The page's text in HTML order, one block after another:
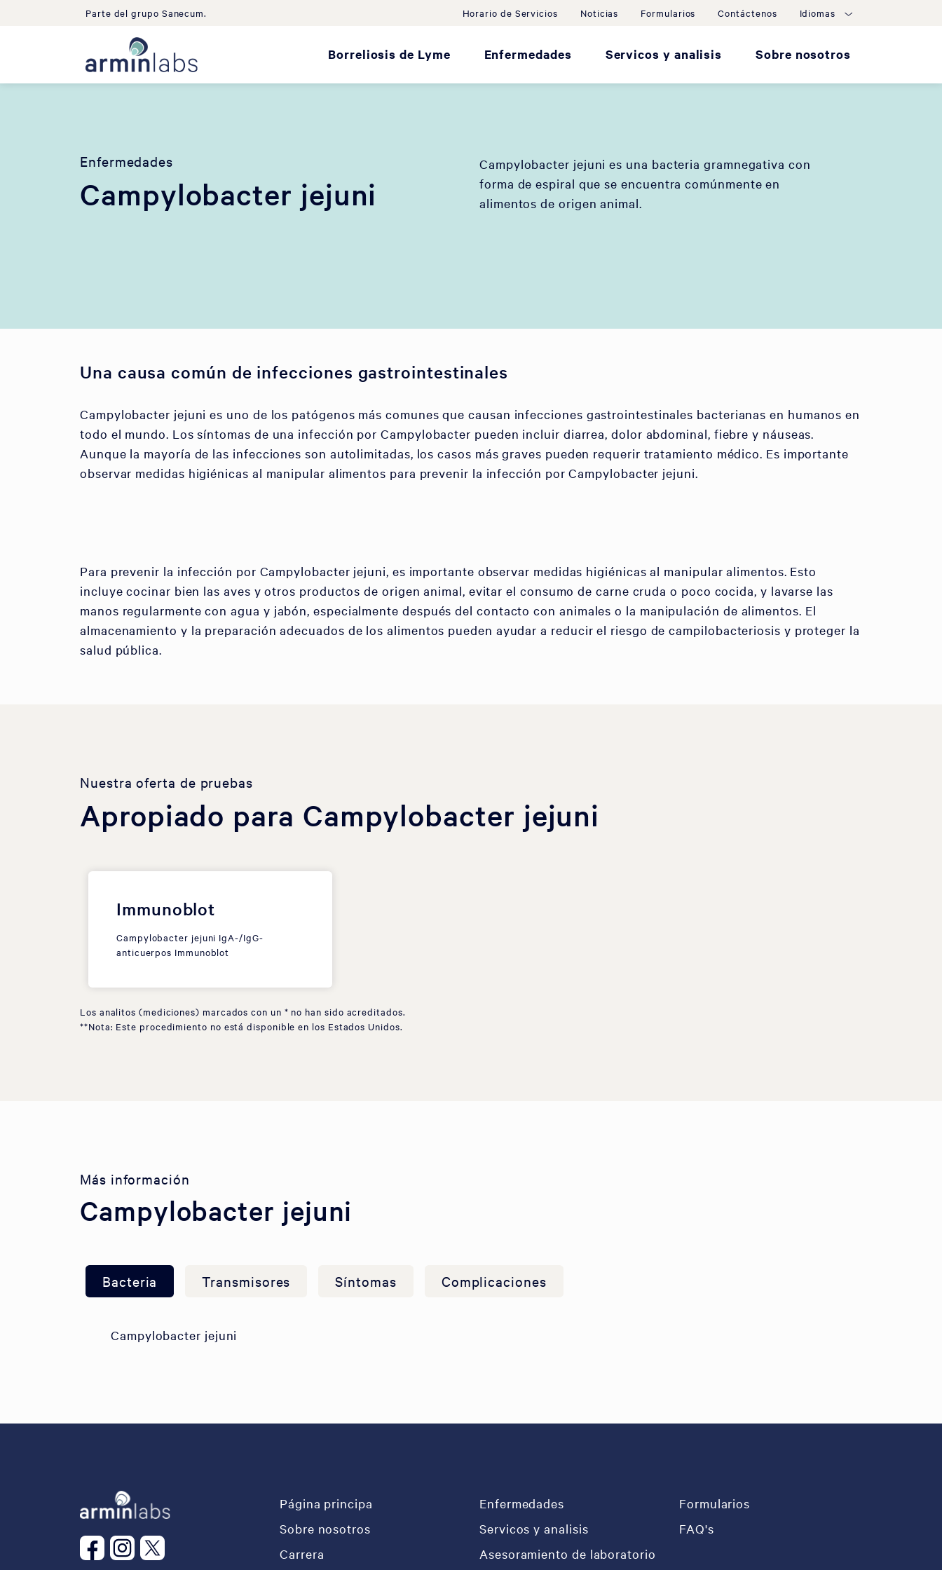
Parte del grupo Sanecum. Horario de Servicios Noticias Formularios Contáctenos Idiomas
Borreliosis de Lyme Enfermedades Servicos y analisis Sobre nosotros
Enfermedades
Campylobacter jejuni
Campylobacter jejuni es una bacteria gramnegativa con
forma de espiral que se encuentra comúnmente en
alimentos de origen animal.
Una causa común de infecciones gastrointestinales
Campylobacter jejuni es uno de los patógenos más comunes que causan infecciones gastrointestinales bacterianas en humanos en
todo el mundo. Los síntomas de una infección por Campylobacter pueden incluir diarrea, dolor abdominal, fiebre y náuseas.
Aunque la mayoría de las infecciones son autolimitadas, los casos más graves pueden requerir tratamiento médico. Es importante
observar medidas higiénicas al manipular alimentos para prevenir la infección por Campylobacter jejuni.
Para prevenir la infección por Campylobacter jejuni, es importante observar medidas higiénicas al manipular alimentos. Esto
incluye cocinar bien las aves y otros productos de origen animal, evitar el consumo de carne cruda o poco cocida, y lavarse las
manos regularmente con agua y jabón, especialmente después del contacto con animales o la manipulación de alimentos. El
almacenamiento y la preparación adecuados de los alimentos pueden ayudar a reducir el riesgo de campilobacteriosis y proteger la
salud pública.
Nuestra oferta de pruebas
Apropiado para Campylobacter jejuni
Immunoblot
Campylobacter jejuni IgA-/IgG-
anticuerpos Immunoblot
Los analitos (mediciones) marcados con un * no han sido acreditados.
**Nota: Este procedimiento no está disponible en los Estados Unidos.
Más información
Campylobacter jejuni
Bacteria Transmisores Síntomas Complicaciones
Campylobacter jejuni
Página principa
Sobre nosotros
Carrera
Enfermedades
Servicos y analisis
Asesoramiento de laboratorio
Formularios
FAQ's